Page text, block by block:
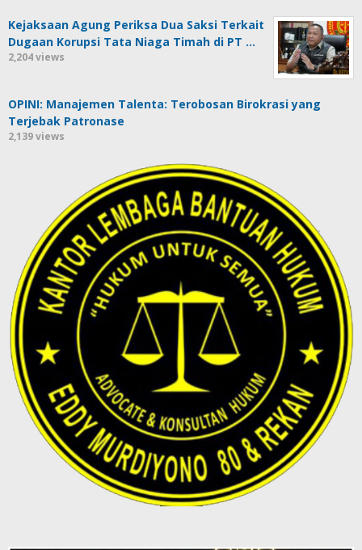
Kejaksaan Agung Periksa Dua Saksi Terkait
Dugaan Korupsi Tata Niaga Timah di PT …
2,204 views
OPINI: Manajemen Talenta: Terobosan Birokrasi yang
Terjebak Patronase
2,139 views